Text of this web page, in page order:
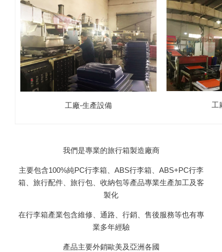
工廠-生產設備 工
我們是專業的旅行箱製造廠商
主要包含100%純PC行李箱、ABS行李箱、ABS+PC行李
箱、旅行配件、旅行包、收納包等產品專業生產加工及客
製化
在行李箱產業包含維修、通路、行銷、售後服務等也有專
業多年經驗
產品主要外銷歐美及亞洲各國